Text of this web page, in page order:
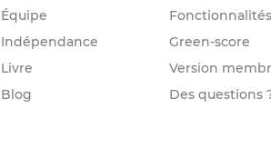
Équipe
Indépendance
Livre
Blog
Fonctionnalités
Green-score
Version
Des questions